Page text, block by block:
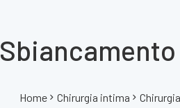
Home Chirurgia intima